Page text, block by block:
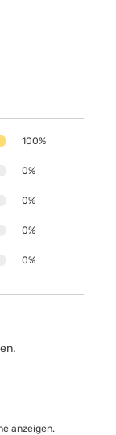
100%
0%
0%
0%
0%
anzeigen.